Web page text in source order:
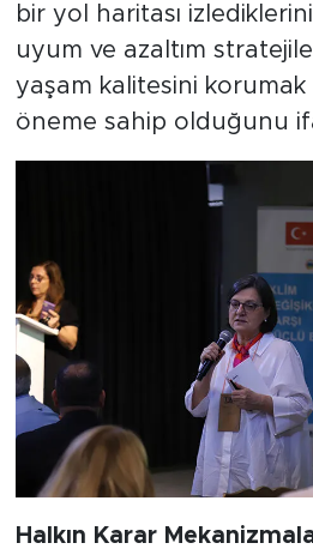
bir yol haritası
uyum ve azaltım
yaşam kalitesini korumak
öneme sahip olduğunu
Halkın Karar